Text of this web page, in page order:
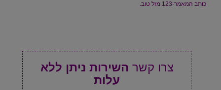
כותב המאמר-123 מזל טוב.
צרו קשר השירות ניתן ללא
עלות